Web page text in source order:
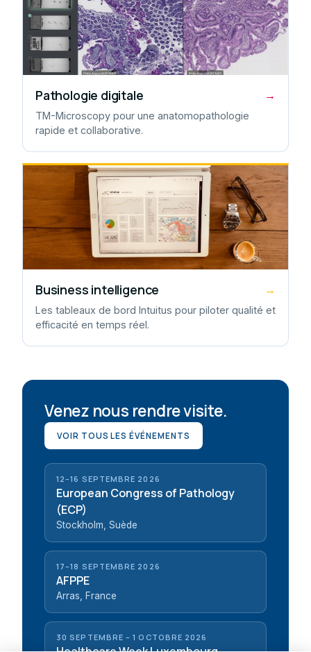
Pathologie digitale →
TM-Microscopy pour une anatomopathologie
rapide et collaborative.
Business intelligence →
Les tableaux de bord Intuitus pour piloter qualité et
efficacité en temps réel.
Venez nous rendre visite.
VOIR TOUS LES ÉVÉNEMENTS
12–16 SEPTEMBRE 2026
European Congress of Pathology
(ECP)
Stockholm, Suède
17–18 SEPTEMBRE 2026
AFPPE
Arras, France
30 SEPTEMBRE – 1 OCTOBRE 2026